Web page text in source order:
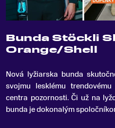
Bunda Stöckli
Orange/Shell
Nová lyžiarska bunda
svojmu lesklému
centra pozornosti. Či už na
bunda je dokonalým